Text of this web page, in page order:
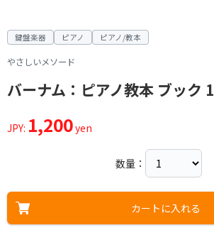
鍵盤楽器 ピアノ ピアノ/教本
やさしいメソード
バーナム：ピアノ教本 ブック 1
JPY: 1,200yen
数量：
カートに入れる